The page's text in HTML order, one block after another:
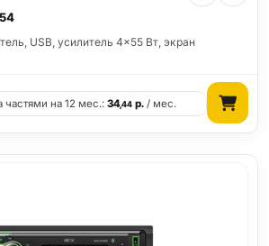
USB, усилитель 4x55 Вт, экран
частями на 12 мес.:34,44 р. / мес.